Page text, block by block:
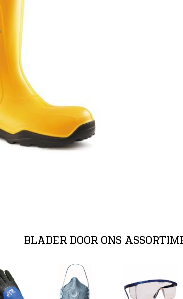
BLADER DOOR ONS